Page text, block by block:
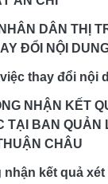
DÂN THỊ
ĐỔI NỘI
thay đổi nội
NHẬN KẾT
TẠI BAN QUẢN
CHÂU
kết quả